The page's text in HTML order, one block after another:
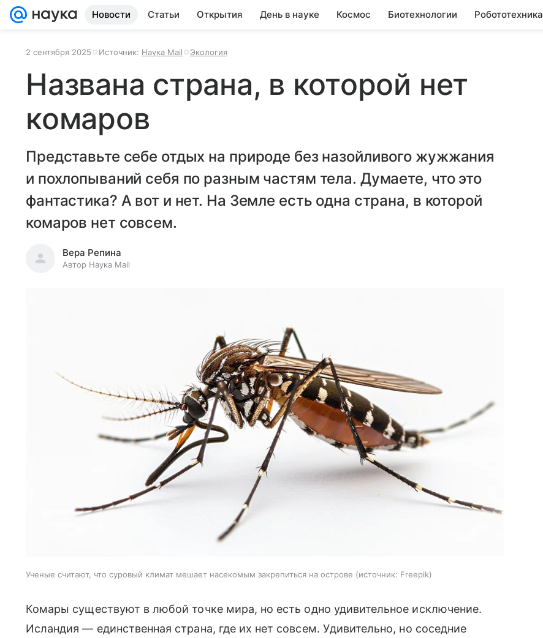
Новости Статьи Открытия День в науке Космос Биотехнологии Робототехника
2 сентября 2025 Источник: Наука Mail Экология
Названа страна, в которой нет
комаров
Представьте себе отдых на природе без назойливого жужжания
и похлопываний себя по разным частям тела. Думаете, что это
фантастика? А вот и нет. На Земле есть одна страна, в которой
комаров нет совсем.
Вера Репина
Автор Наука Mail
Ученые считают, что суровый климат мешает насекомым закрепиться на острове источник: Freepik
Комары существуют в любой точке мира, но есть одно удивительное исключение.
Исландия — единственная страна, где их нет совсем. Удивительно, но соседние